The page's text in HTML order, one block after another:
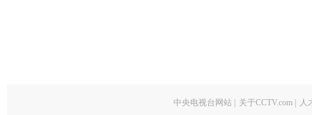
中央电视台网站 关于CCTV.com 人